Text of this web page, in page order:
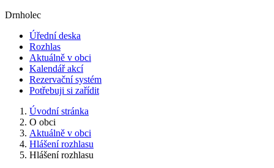
Drnholec
Úřední deska
Rozhlas
Aktuálně v obci
Kalendář akcí
Rezervační systém
Potřebuji si zařídit
Úvodní stránka
O obci
Aktuálně v obci
Hlášení rozhlasu
Hlášení rozhlasu